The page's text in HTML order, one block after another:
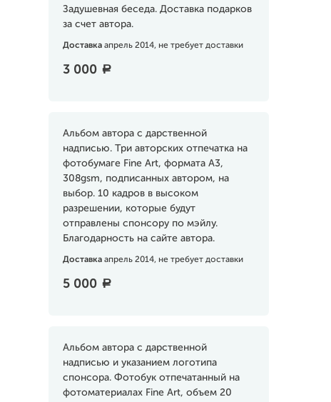
Задушевная беседа. Доставка подарков
за счет автора.
Доставка апрель 2014, не требует доставки
3 000 a
Альбом автора с дарственной
надписью. Три авторских отпечатка на
фотобумаге Fine Art, формата А3,
308gsm, подписанных автором, на
выбор. 10 кадров в высоком
разрешении, которые будут
отправлены спонсору по мэйлу.
Благодарность на сайте автора.
Доставка апрель 2014, не требует доставки
5 000 a
Альбом автора с дарственной
надписью и указанием логотипа
спонсора. Фотобук отпечатанный на
фотоматериалах Fine Art, объем 20